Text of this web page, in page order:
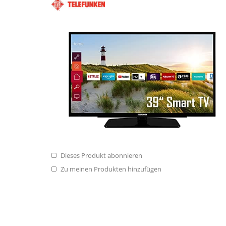
Dieses Produkt abonnieren
Zu meinen Produkten hinzufügen